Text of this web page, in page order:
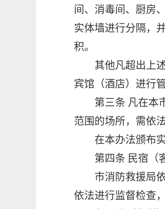
间、消毒间、厨房
实体墙进行分隔，
积。
其他凡超出上
宾馆（酒店）进行管
第三条 凡在本
范围的场所，需依
在本办法颁布
第四条 民宿（
市消防救援局
依法进行监督检查